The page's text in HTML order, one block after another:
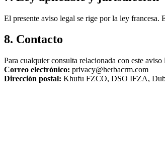
El presente aviso legal se rige por la ley
8. Contacto
Para cualquier consulta relacionada con este aviso
Correo electrónico: privacy@herbacrm.com
Dirección postal: Khufu FZCO, DSO IFZA,